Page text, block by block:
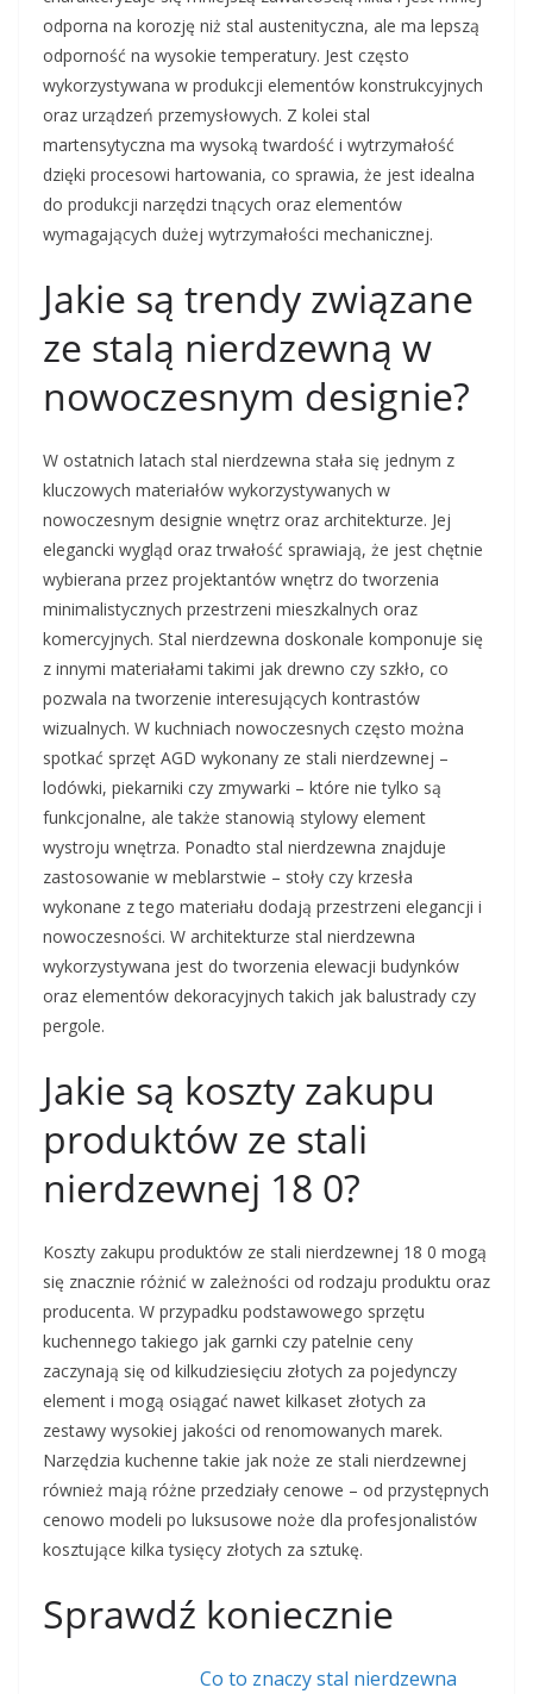
odporna na korozję niż stal austenityczna, ale ma lepszą
odporność na wysokie temperatury. Jest często
wykorzystywana w produkcji elementów konstrukcyjnych
oraz urządzeń przemysłowych. Z kolei stal
martensytyczna ma wysoką twardość i wytrzymałość
dzięki procesowi hartowania, co sprawia, że jest idealna
do produkcji narzędzi tnących oraz elementów
wymagających dużej wytrzymałości mechanicznej.
Jakie są trendy związane
ze stalą nierdzewną w
nowoczesnym designie?
W ostatnich latach stal nierdzewna stała się jednym z
kluczowych materiałów wykorzystywanych w
nowoczesnym designie wnętrz oraz architekturze. Jej
elegancki wygląd oraz trwałość sprawiają, że jest chętnie
wybierana przez projektantów wnętrz do tworzenia
minimalistycznych przestrzeni mieszkalnych oraz
komercyjnych. Stal nierdzewna doskonale komponuje się
z innymi materiałami takimi jak drewno czy szkło, co
pozwala na tworzenie interesujących kontrastów
wizualnych. W kuchniach nowoczesnych często można
spotkać sprzęt AGD wykonany ze stali nierdzewnej –
lodówki, piekarniki czy zmywarki – które nie tylko są
funkcjonalne, ale także stanowią stylowy element
wystroju wnętrza. Ponadto stal nierdzewna znajduje
zastosowanie w meblarstwie – stoły czy krzesła
wykonane z tego materiału dodają przestrzeni elegancji i
nowoczesności. W architekturze stal nierdzewna
wykorzystywana jest do tworzenia elewacji budynków
oraz elementów dekoracyjnych takich jak balustrady czy
pergole.
Jakie są koszty zakupu
produktów ze stali
nierdzewnej 18 0?
Koszty zakupu produktów ze stali nierdzewnej 18 0 mogą
się znacznie różnić w zależności od rodzaju produktu oraz
producenta. W przypadku podstawowego sprzętu
kuchennego takiego jak garnki czy patelnie ceny
zaczynają się od kilkudziesięciu złotych za pojedynczy
element i mogą osiągać nawet kilkaset złotych za
zestawy wysokiej jakości od renomowanych marek.
Narzędzia kuchenne takie jak noże ze stali nierdzewnej
również mają różne przedziały cenowe – od przystępnych
cenowo modeli po luksusowe noże dla profesjonalistów
kosztujące kilka tysięcy złotych za sztukę.
Sprawdź koniecznie
Co to znaczy stal nierdzewna